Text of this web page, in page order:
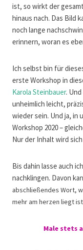
ist, so wirkt der
hinaus nach. Das Bild
noch lange
erinnern, woran es
Ich selbst bin für
erste Workshop in
Karola Steinbauer.
unheimlich leicht,
wieder sein. Und ja, in
Workshop 2020 –
Nur der Inhalt wird
Bis dahin lasse auch
nachklingen. Davon
abschließendes Wort,
mehr am herzen liegt
Male stets